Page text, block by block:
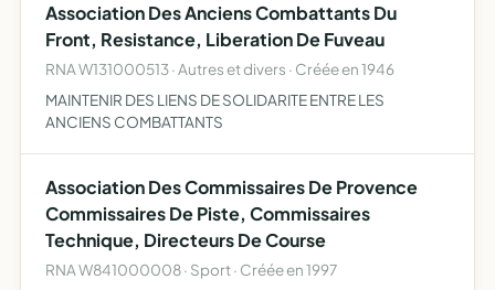
(13710), r…
Association Des Anciens Combattants Du
Front, Resistance, Liberation De Fuveau
RNA W131000513 · Autres et divers · Créée en 1946
MAINTENIR DES LIENS DE SOLIDARITE ENTRE LES
ANCIENS COMBATTANTS
Association Des Commissaires De Provence
Commissaires De Piste, Commissaires
Technique, Directeurs De Course
RNA W841000008 · Sport · Créée en 1997